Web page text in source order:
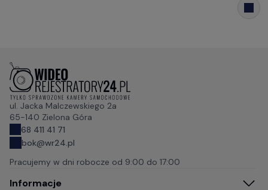
ul. Jacka Malczewskiego 2a
65-140 Zielona Góra
68 411 41 71
bok@wr24.pl
Pracujemy w dni robocze od 9:00 do 17:00
Informacje